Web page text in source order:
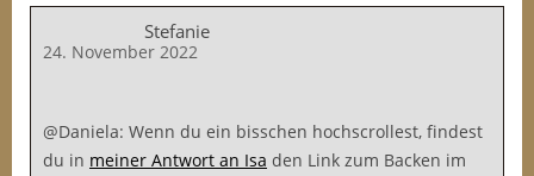
Stefanie
24. November 2022
@Daniela: Wenn du ein bisschen hochscrollest, findest
du in meiner Antwort an Isa den Link zum Backen im